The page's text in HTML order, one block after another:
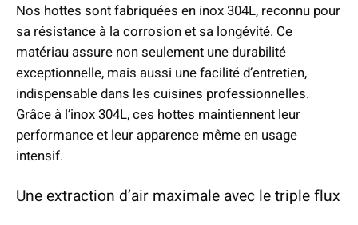
Nos hottes sont fabriquées en inox 304L, reconnu pour
sa résistance à la corrosion et sa longévité. Ce
matériau assure non seulement une durabilité
exceptionnelle, mais aussi une facilité d’entretien,
indispensable dans les cuisines professionnelles.
Grâce à l’inox 304L, ces hottes maintiennent leur
performance et leur apparence même en usage
intensif.
Une extraction d’air maximale avec le triple flux